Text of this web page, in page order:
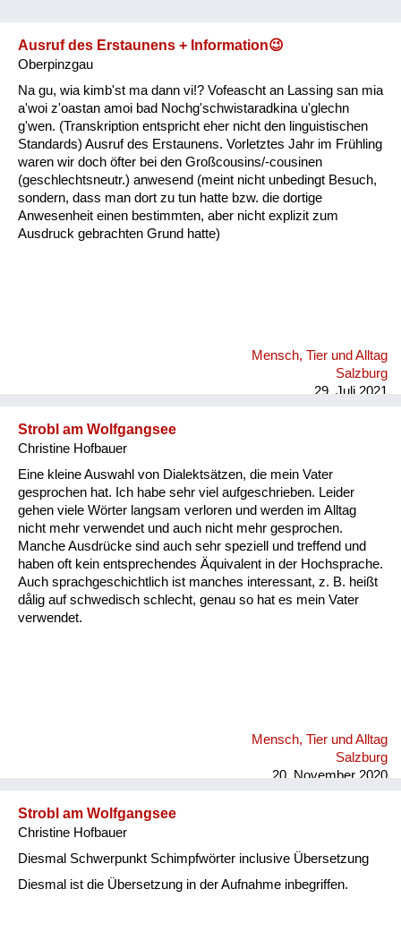
Natur und Landwirtschaft
Fluchen und Reden
Mensch, Tier und Alltag
Schmankerln und
Kulinarisches
Ausruf des Erstaunens + Information😉
Oberpinzgau
Na gu, wia kimb'st ma dann vi!? Vofeascht an Lassing san mia
a'woi z'oastan amoi bad Nochg'schwistaradkina u'glechn
g'wen. (Transkription entspricht eher nicht den linguistischen
Standards) Ausruf des Erstaunens. Vorletztes Jahr im Frühling
waren wir doch öfter bei den Großcousins/-cousinen
(geschlechtsneutr.) anwesend (meint nicht unbedingt Besuch,
sondern, dass man dort zu tun hatte bzw. die dortige
Anwesenheit einen bestimmten, aber nicht explizit zum
Ausdruck gebrachten Grund hatte)
Mensch, Tier und Alltag
Salzburg
29. Juli 2021
Strobl am Wolfgangsee
Christine Hofbauer
Eine kleine Auswahl von Dialektsätzen, die mein Vater
gesprochen hat. Ich habe sehr viel aufgeschrieben. Leider
gehen viele Wörter langsam verloren und werden im Alltag
nicht mehr verwendet und auch nicht mehr gesprochen.
Manche Ausdrücke sind auch sehr speziell und treffend und
haben oft kein entsprechendes Äquivalent in der Hochsprache.
Auch sprachgeschichtlich ist manches interessant, z. B. heißt
dålig auf schwedisch schlecht, genau so hat es mein Vater
verwendet.
Mensch, Tier und Alltag
Salzburg
20. November 2020
Strobl am Wolfgangsee
Christine Hofbauer
Diesmal Schwerpunkt Schimpfwörter inclusive Übersetzung
Diesmal ist die Übersetzung in der Aufnahme inbegriffen.